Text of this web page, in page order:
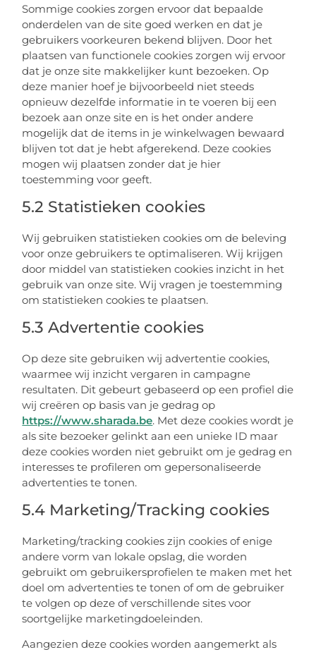
Sommige cookies zorgen ervoor dat bepaalde
onderdelen van de site goed werken en dat je
gebruikers voorkeuren bekend blijven. Door het
plaatsen van functionele cookies zorgen wij ervoor
dat je onze site makkelijker kunt bezoeken. Op
deze manier hoef je bijvoorbeeld niet steeds
opnieuw dezelfde informatie in te voeren bij een
bezoek aan onze site en is het onder andere
mogelijk dat de items in je winkelwagen bewaard
blijven tot dat je hebt afgerekend. Deze cookies
mogen wij plaatsen zonder dat je hier
toestemming voor geeft.
5.2 Statistieken cookies
Wij gebruiken statistieken cookies om de beleving
voor onze gebruikers te optimaliseren. Wij krijgen
door middel van statistieken cookies inzicht in het
gebruik van onze site. Wij vragen je toestemming
om statistieken cookies te plaatsen.
5.3 Advertentie cookies
Op deze site gebruiken wij advertentie cookies,
waarmee wij inzicht vergaren in campagne
resultaten. Dit gebeurt gebaseerd op een profiel die
wij creëren op basis van je gedrag op
https://www.sharada.be. Met deze cookies wordt je
als site bezoeker gelinkt aan een unieke ID maar
deze cookies worden niet gebruikt om je gedrag en
interesses te profileren om gepersonaliseerde
advertenties te tonen.
5.4 Marketing/Tracking cookies
Marketing/tracking cookies zijn cookies of enige
andere vorm van lokale opslag, die worden
gebruikt om gebruikersprofielen te maken met het
doel om advertenties te tonen of om de gebruiker
te volgen op deze of verschillende sites voor
soortgelijke marketingdoeleinden.
Aangezien deze cookies worden aangemerkt als